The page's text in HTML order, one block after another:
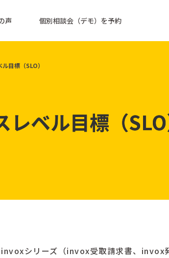
声 個別相談会（デモ）を予約
レベル目標（SLO
目標（SLO）
シリーズ（invox受取請求書、invox